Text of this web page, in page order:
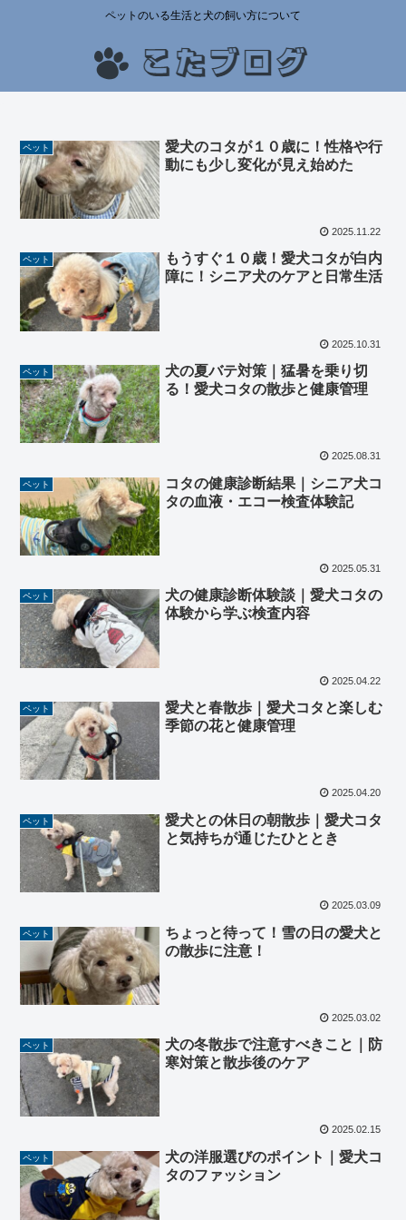
ペットのいる生活と犬の飼い方について
ペット
愛犬のコタが１０歳に！性格や行
動にも少し変化が見え始めた
2025.11.22
ペット
もうすぐ１０歳！愛犬コタが白内
障に！シニア犬のケアと日常生活
2025.10.31
ペット
犬の夏バテ対策｜猛暑を乗り切
る！愛犬コタの散歩と健康管理
2025.08.31
ペット
コタの健康診断結果｜シニア犬コ
タの血液・エコー検査体験記
2025.05.31
ペット
犬の健康診断体験談｜愛犬コタの
体験から学ぶ検査内容
2025.04.22
ペット
愛犬と春散歩｜愛犬コタと楽しむ
季節の花と健康管理
2025.04.20
ペット
愛犬との休日の朝散歩｜愛犬コタ
と気持ちが通じたひととき
2025.03.09
ペット
ちょっと待って！雪の日の愛犬と
の散歩に注意！
2025.03.02
ペット
犬の冬散歩で注意すべきこと｜防
寒対策と散歩後のケア
2025.02.15
ペット
犬の洋服選びのポイント｜愛犬コ
タのファッション